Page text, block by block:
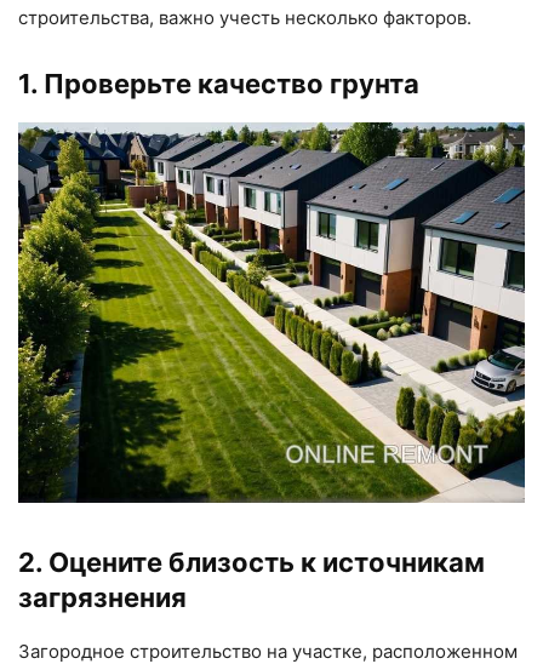
строительства, важно учесть несколько факторов.
1. Проверьте качество грунта
2. Оцените близость к источникам
загрязнения
Загородное строительство на участке, расположенном